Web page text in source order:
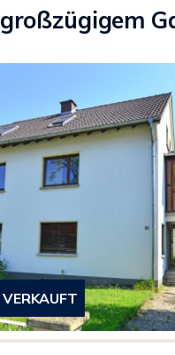
großzügigem
VERKAUFT